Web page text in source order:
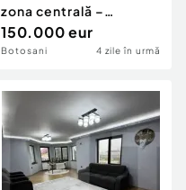
zona centrală –
Botoșani
150.000 eur
Botosani 4 zile în urmă